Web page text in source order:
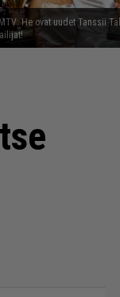
He ovat uudet Tanssii